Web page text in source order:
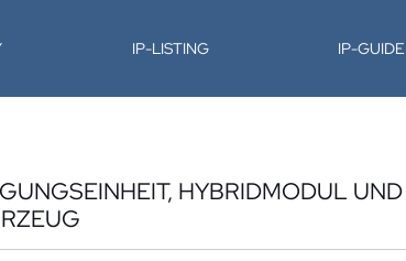
IP-LISTING IP-GUIDE
HYBRIDMODUL UND